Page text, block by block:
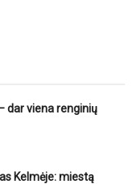
dar viena renginių
Kelmėje: miestą